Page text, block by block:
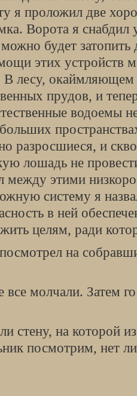
я проложил две
Ворота я снабдил
будет затопить
этих устройств
В лесу,
прудов, и
водоемы
разросшиеся, и
лошадь не
между этими
систему я
в ней
целям, ради
на
все молчали. Затем
стену, на которой
посмотрим, нет